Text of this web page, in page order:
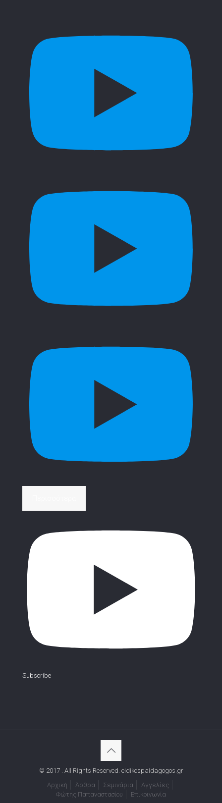
Subscribe
© 2017 . All Rights Reserved. eidikospaidagogos.gr
Αρχική
Άρθρα Σεμινάρια
Αγγελίες
Φώτης Παπαναστασίου
Επικοινωνία